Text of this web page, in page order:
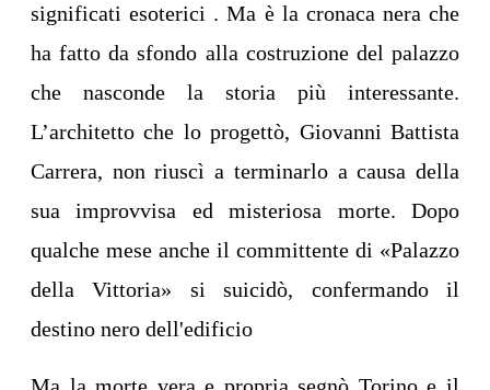
significati esoterici . Ma è la cronaca nera che
ha fatto da sfondo alla costruzione del palazzo
che nasconde la storia più interessante.
L’architetto che lo progettò, Giovanni Battista
Carrera, non riuscì a terminarlo a causa della
sua improvvisa ed misteriosa morte. Dopo
qualche mese anche il committente di «Palazzo
della Vittoria» si suicidò, confermando il
destino nero dell'edificio